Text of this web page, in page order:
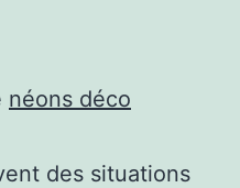
néons déco
des situations